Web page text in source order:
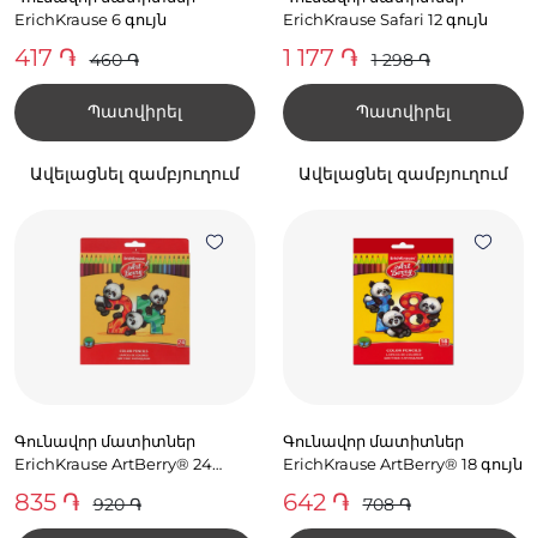
ErichKrause 6 գույն
417 ֏ 460 ֏
Պատվիրել
Ավելացնել զամբյուղում
ErichKrause Safari 12 գույն
1 177 ֏ 1 298 ֏
Պատվիրել
Ավելացնել զամբյուղում
Գունավոր մատիտներ
ErichKrause ArtBerry® 24
835 ֏ 920 ֏
Գունավոր մատիտներ
ErichKrause ArtBerry® 18 գույն
642 ֏ 708 ֏